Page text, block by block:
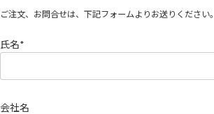
ご注文、お問合せは、下記フォームよりお送りください。
氏名*
会社名